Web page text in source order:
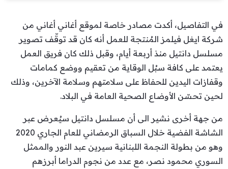
في التفاصيل، أكدت مصادر خاصة لموقع أغاني أغاني من
شركة ايغل فيلمز المُنتجة للعمل أنه كان قد توقّف تصوير
مسلسل دانتيل منذ أربعة أيام، وقبل ذلك كان فريق العمل
يعتمد على كافة سبُل الوقاية من تعقيم ووضع كمامات
وقفازات اليدين للحفاظ على سلامتهم وسلامة الآخرين، وذلك
لحين تحسّن الأوضاع الصحية العامة في البلاد.
من جهة أخرى نشير الى أن مسلسل دانتيل سيُعرض عبر
الشاشة الفضية خلال السباق الرمضاني للعام الجاري 2020
وهو من بطولة النجمة اللبنانية سيرين عبد النور والممثل
السوري محمود نصر، مع عدد من نجوم الدراما أبرزهم